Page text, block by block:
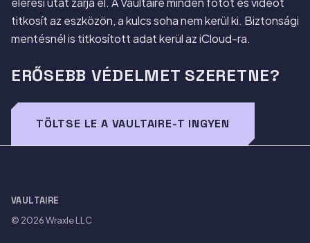
titkosít az eszközön, a kulcs soha nem kerül ki. Biztonsági
mentésnél is titkosított adat kerül az iCloud-ra.
ERŐSEBB VÉDELMET SZERETNE?
TÖLTSE LE A VAULTAIRE-T INGYEN
VAULTAIRE
© 2026Wraxle LLC